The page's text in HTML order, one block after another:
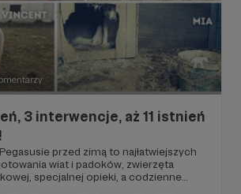
3 interwencje, aż 11 istnień
przed zimą to najłatwiejszych
wiat i padoków, zwierzęta
specjalnej opieki, a codzienne